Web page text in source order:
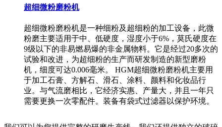
超细微粉磨粉机
超细微粉磨粉机是一种细粉及超细粉的加工设备，此微
粉磨主要适用于中、低硬度，湿度小于6%，莫氏硬度在
9级以下的非易燃易爆的非金属物料。它是经过20多次的
试验和改进，为超细粉的生产而研发制造的新型磨粉
机，细度可达0.006毫米。 HGM超细微粉磨粉机主要用
于加工石膏、方解石、滑石、涂料、颜料和化妆品行
业。与气流磨相比，它经济实惠、产量大，并且一年只
需要更换一次零配件。装备有袋式过滤器以保护环境。